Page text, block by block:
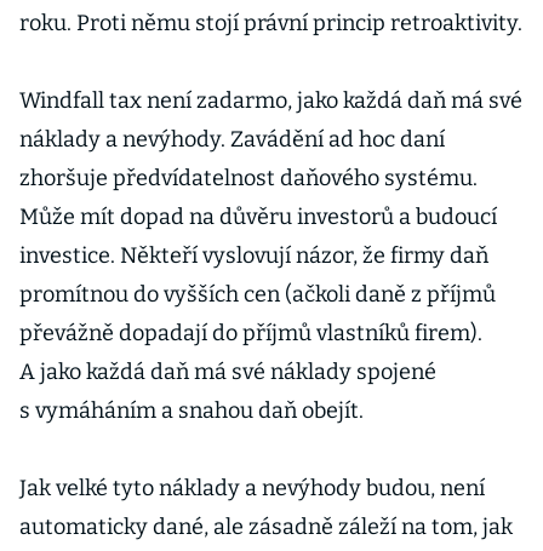
roku. Proti němu stojí právní princip retroaktivity.
Windfall tax není zadarmo, jako každá daň má své
náklady a nevýhody. Zavádění ad hoc daní
zhoršuje předvídatelnost daňového systému.
Může mít dopad na důvěru investorů a budoucí
investice. Někteří vyslovují názor, že firmy daň
promítnou do vyšších cen (ačkoli daně z příjmů
převážně dopadají do příjmů vlastníků firem).
A jako každá daň má své náklady spojené
s vymáháním a snahou daň obejít.
Jak velké tyto náklady a nevýhody budou, není
automaticky dané, ale zásadně záleží na tom, jak